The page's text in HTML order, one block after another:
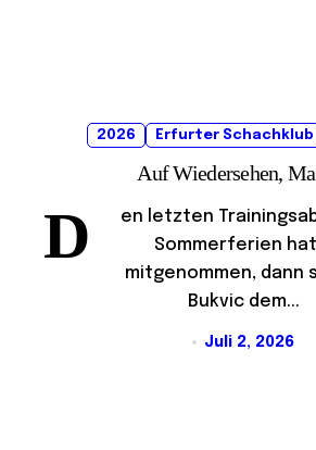
2026 Erfurter Schachklub
Auf Wiedersehen,
D
en letzten
Sommerferien
mitgenommen, dann
Bukvic dem...
Juli 2, 2026